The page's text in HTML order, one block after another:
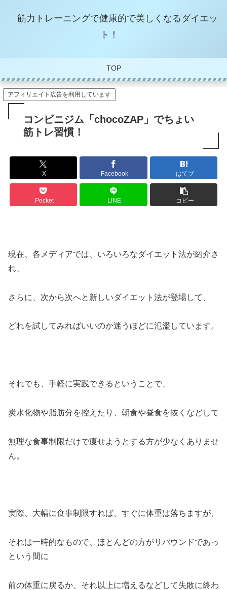
筋力トレーニングで健康的で美しくなるダイエッ
ト！
TOP
アフィリエイト広告を利用しています
コンビニジム「chocoZAP」でちょい
筋トレ習慣！
X Facebook はてブ
Pocket LINE コピー
現在、各メディアでは、いろいろなダイエット法が紹介さ
れ、
さらに、次から次へと新しいダイエット法が登場して、
どれを試してみればいいのか迷うほどに氾濫しています。
それでも、手軽に実践できるということで、
炭水化物や脂肪分を控えたり、朝食や昼食を抜くなどして
無理な食事制限だけで痩せようとする方が少なくありませ
ん。
実際、大幅に食事制限すれば、すぐに体重は落ちますが、
それは一時的なもので、ほとんどの方がリバウンドであっ
という間に
前の体重に戻るか、それ以上に増えるなどして失敗に終わ